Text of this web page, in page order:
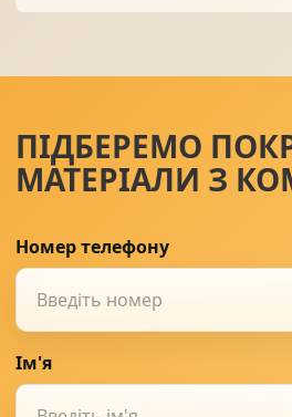
ПІДБЕРЕМО
МАТЕРІАЛИ З
Номер телефону
Ім'я